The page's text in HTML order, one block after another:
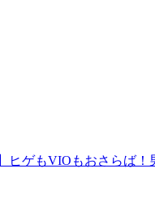
ヒゲもVIOもおさらば